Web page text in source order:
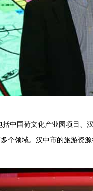
括中国荷文化产业园项目、
个领域。汉中市的旅游资